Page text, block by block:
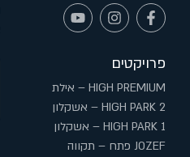
פרויקטים
HIGH PREMIUM – אילת
HIGH PARK 2 – אשקלון
HIGH PARK 1 – אשקלון
JOZEF פתח – תקווה